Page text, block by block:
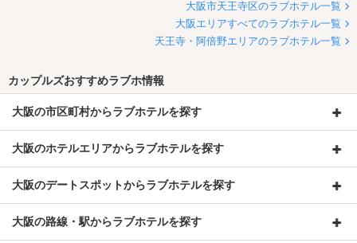
大阪市天王寺区のラブホテル一覧
大阪エリアすべてのラブホテル一覧
天王寺・阿倍野エリアのラブホテル一覧
カップルズおすすめラブホ情報
大阪の市区町村からラブホテルを探す
大阪のホテルエリアからラブホテルを探す
大阪のデートスポットからラブホテルを探す
大阪の路線・駅からラブホテルを探す